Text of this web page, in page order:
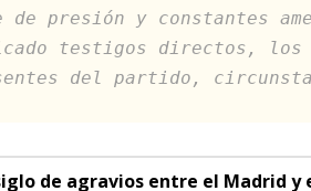
de presión y constantes
testigos directos, los
del partido,
de agravios entre el Madrid y